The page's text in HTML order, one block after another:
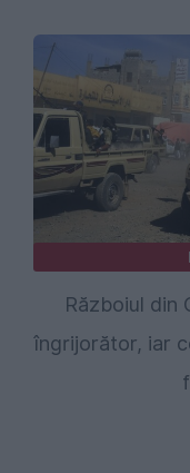
Războiul din
îngrijorător, iar